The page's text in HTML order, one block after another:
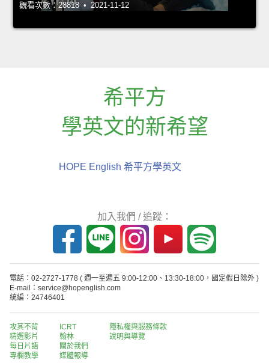
觀看次數：28818 • 2021-11-12
希平方
學英文的新希望
HOPE English 希平方學英文
加入我們 / 追蹤：
電話：02-2727-1778 ( 週一至週五 9:00-12:00、13:30-18:00，國定假日除外 )
E-mail：service@hopenglish.com
統編：24746401
攻其不背
精選影片
每日片語
專欄教學
ICRT
翰林
關於我們
媒體報導
隱私權與服務條款
說明與導覽